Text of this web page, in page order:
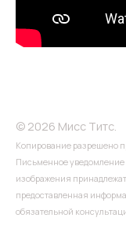
© 2026 Мисс Титс.
Копирование разрешено
Письменное уведомление
изображения
предоставленная
обязательной